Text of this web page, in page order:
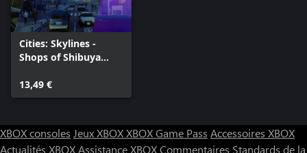
Cities: Skylines -
Shops of Shibuya
13,49 €
XBOX consoles Jeux XBOXXBOX Game Pass Accessoires XBOX
Actualités XBOXAssistance XBOXCommentaires Standards de la